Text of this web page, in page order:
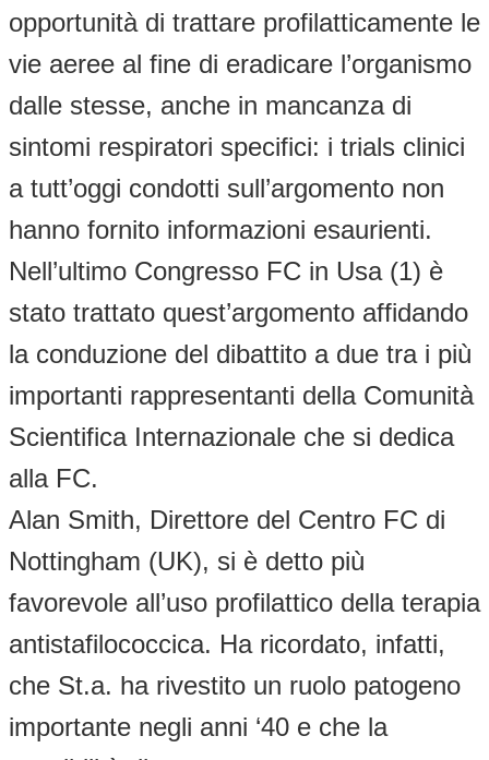
opportunità di trattare profilatticamente le
vie aeree al fine di eradicare l’organismo
dalle stesse, anche in mancanza di
sintomi respiratori specifici: i trials clinici
a tutt’oggi condotti sull’argomento non
hanno fornito informazioni esaurienti.
Nell’ultimo Congresso FC in Usa (1) è
stato trattato quest’argomento affidando
la conduzione del dibattito a due tra i più
importanti rappresentanti della Comunità
Scientifica Internazionale che si dedica
alla FC.
Alan Smith, Direttore del Centro FC di
Nottingham (UK), si è detto più
favorevole all’uso profilattico della terapia
antistafilococcica. Ha ricordato, infatti,
che St.a. ha rivestito un ruolo patogeno
importante negli anni ‘40 e che la